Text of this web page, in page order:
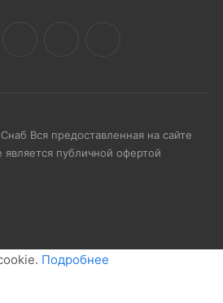
Вся предоставленная на сайте
публичной офертой
Подробнее